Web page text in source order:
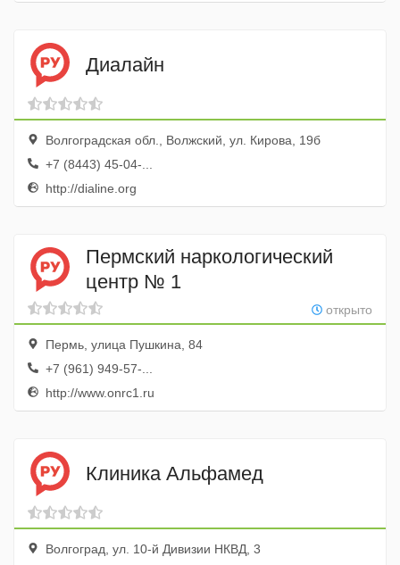
Диалайн
Волгоградская обл., Волжский, ул. Кирова, 19б
+7 (8443) 45-04-...
http://dialine.org
Пермский наркологический
центр № 1
открыто
Пермь, улица Пушкина, 84
+7 (961) 949-57-...
http://www.onrc1.ru
Клиника Альфамед
Волгоград, ул. 10-й Дивизии НКВД, 3